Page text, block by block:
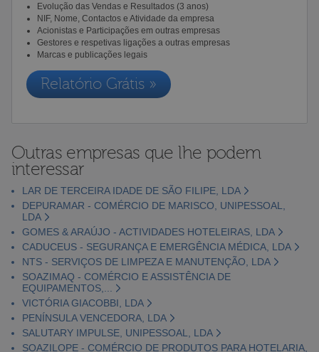
Evolução das Vendas e Resultados (3 anos)
NIF, Nome, Contactos e Atividade da empresa
Acionistas e Participações em outras empresas
Gestores e respetivas ligações a outras empresas
Marcas e publicações legais
Relatório Grátis »
Outras empresas que lhe podem
interessar
LAR DE TERCEIRA IDADE DE SÃO FILIPE, LDA
DEPURAMAR - COMÉRCIO DE MARISCO, UNIPESSOAL,
LDA
GOMES & ARAÚJO - ACTIVIDADES HOTELEIRAS, LDA
CADUCEUS - SEGURANÇA E EMERGÊNCIA MÉDICA, LDA
NTS - SERVIÇOS DE LIMPEZA E MANUTENÇÃO, LDA
SOAZIMAQ - COMÉRCIO E ASSISTÊNCIA DE
EQUIPAMENTOS,...
VICTÓRIA GIACOBBI, LDA
PENÍNSULA VENCEDORA, LDA
SALUTARY IMPULSE, UNIPESSOAL, LDA
SOAZILOPE - COMÉRCIO DE PRODUTOS PARA HOTELARIA,